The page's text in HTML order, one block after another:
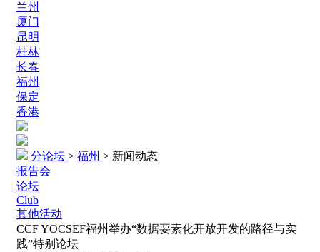
兰州
厦门
昆明
桂林
长春
福州
保定
香港
分论坛 > 福州 > 新闻动态
报告会
论坛
Club
其他活动
CCF YOCSEF福州举办“数据要素化开放开发的路径与实
践”特别论坛